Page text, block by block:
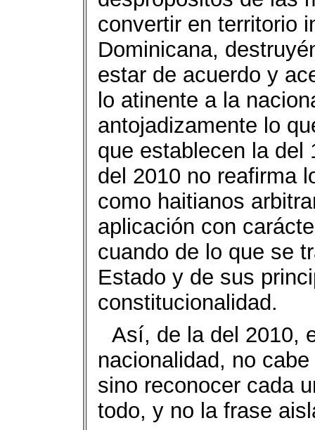
convertir en territorio
Dominicana,
estar de acuerdo y
lo atinente a la
antojadizamente lo
que establecen la del
del 2010 no reafirma
como haitianos
aplicación con
cuando de lo que se
Estado y de sus
constitucionalidad.
Así, de la del 2010,
nacionalidad, no
sino reconocer cada
todo, y no la frase